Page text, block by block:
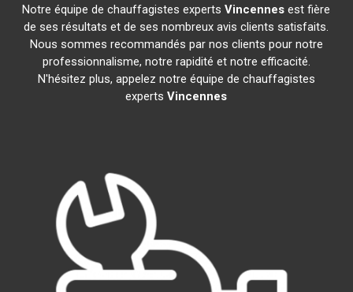
Notre équipe de chauffagistes expertsVincennes est fière
de ses résultats et de ses nombreux avis clients satisfaits.
Nous sommes recommandés par nos clients pour notre
professionnalisme, notre rapidité et notre efficacité.
N'hésitez plus, appelez notre équipe de chauffagistes
expertsVincennes